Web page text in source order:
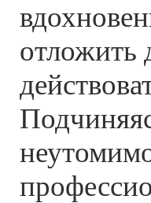
отложить